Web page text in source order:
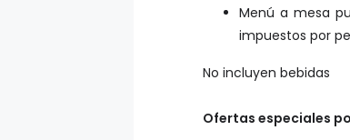
Menú a mesa
impuestos por
No incluyen bebidas
Ofertas especiales